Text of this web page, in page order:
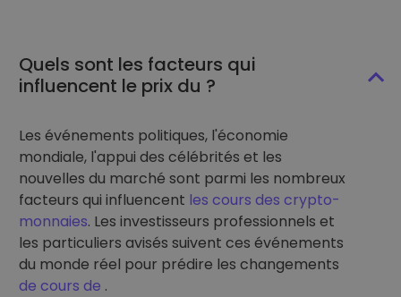
Quels sont les facteurs qui
influencent le prix du ?
Les événements politiques, l'économie
mondiale, l'appui des célébrités et les
nouvelles du marché sont parmi les nombreux
facteurs qui influencent les cours des crypto-
monnaies. Les investisseurs professionnels et
les particuliers avisés suivent ces événements
du monde réel pour prédire les changements
de cours de .